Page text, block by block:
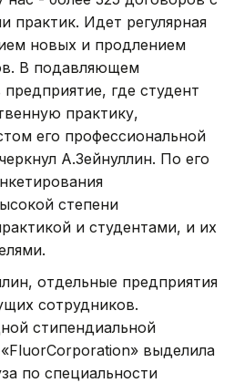
практик. Идет регулярная
новых и продлением
В подавляющем
где студент
практику,
его профессиональной
А.Зейнуллин. По его
степени
и студентами, и их
отдельные предприятия
сотрудников.
стипендиальной
выделила
по специальности